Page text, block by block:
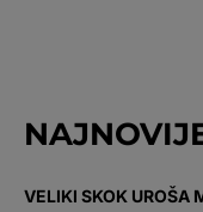
VELIKI SKOK UROŠA